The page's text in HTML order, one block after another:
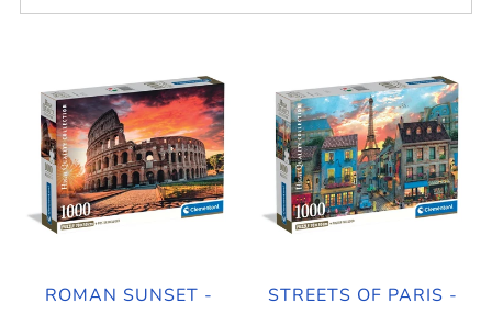
ROMAN SUNSET -
STREETS OF PARIS -